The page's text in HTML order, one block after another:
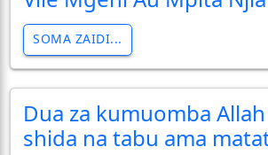
SOMA ZAIDI...
Dua za kumuomba
shida na tabu ama